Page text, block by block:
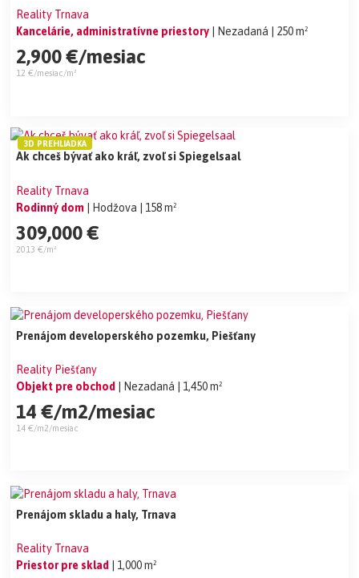
Reality Trnava
Kancelárie, administratívne priestory
| Nezadaná | 250 m²
2,900 €/mesiac
12 €/mesiac/m²
Ak chceš bývať ako kráľ, zvoľ si Spiegelsaal
Reality Trnava
Rodinný dom
| Hodžova | 158 m²
309,000 €
2013 €/m²
3D PREHLIADKA
Prenájom developerského pozemku, Piešťany
Reality Piešťany
Objekt pre obchod
| Nezadaná | 1,450 m²
14 €/m2/mesiac
14 €/m2/mesiac
Prenájom skladu a haly, Trnava
Reality Trnava
Priestor pre sklad
| 1,000 m²